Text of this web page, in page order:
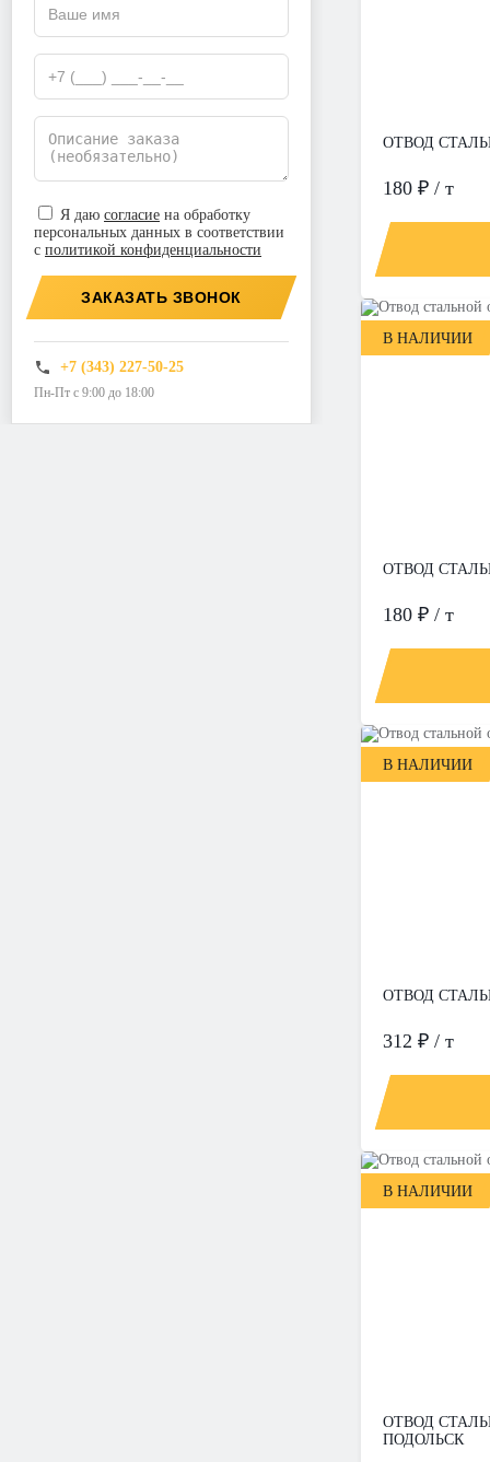
Я даю согласие на обработку
персональных данных в соответствии
с политикой конфиденциальности
ЗАКАЗАТЬ ЗВОНОК
+7 (343) 227-50-25
Пн-Пт с 9:00 до 18:00
ОТВОД
180 ₽ / т
В НАЛИЧИИ
ОТВОД
180 ₽ / т
В НАЛИЧИИ
ОТВОД
312 ₽ / т
В НАЛИЧИИ
ОТВОД
ПОДОЛЬСК